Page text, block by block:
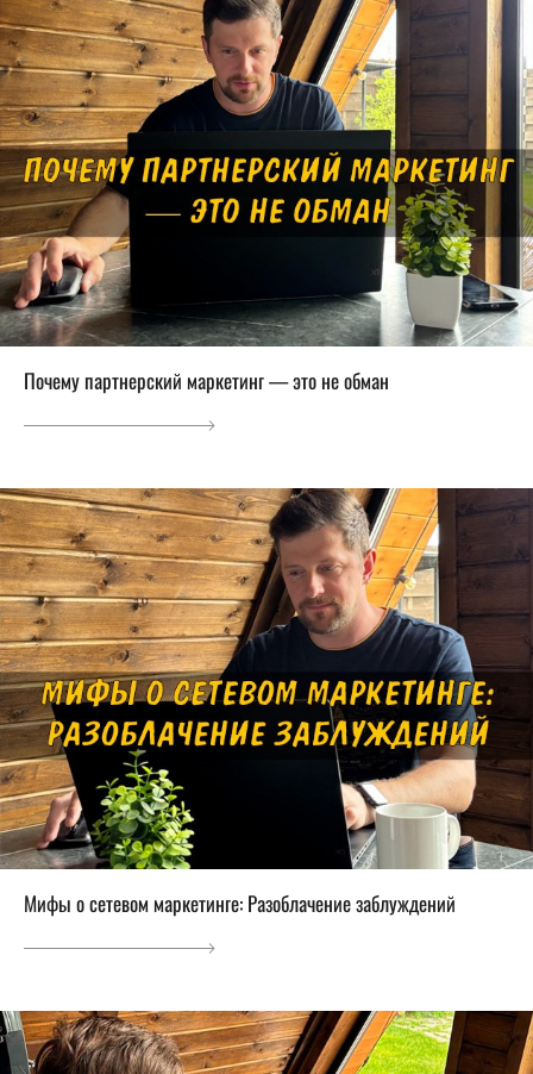
Почему партнерский маркетинг — это не обман
Мифы о сетевом маркетинге: Разоблачение заблуждений